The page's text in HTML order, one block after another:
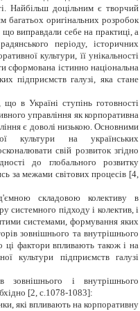
Найбільш доцільним є творчий
багатьох оригінальних розробок
що виправдали себе на практиці, а
періоду, історичних
культури, її унікальності
сформована істинно національна
підприємствгалузі, яка стане
в Україні ступінь готовності
управління як корпоративна
є доволі низькою. Основними
культури на українських
свій розвиток згідно
до глобального розвитку
за межами світових процесів [4,
складовою колективу в
системного підходу і колектив, і
системами, формування яких
зовнішнього та внутрішнього
фактори впливають також і на
культури підприємств галузі
зовнішнього і внутрішнього
[2, c.1078-1083]:
які впливають на корпоративну